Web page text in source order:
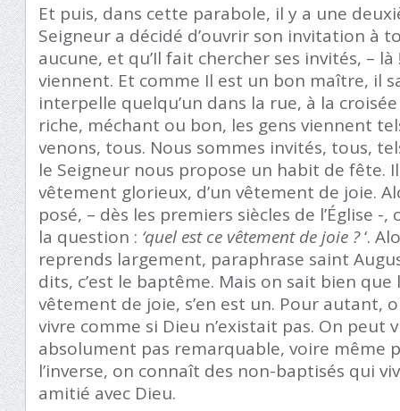
Et puis, dans cette parabole, il y a une
Seigneur a décidé d’ouvrir son invitation à
aucune, et qu’Il fait chercher ses invités, –
viennent. Et comme Il est un bon maître, il
interpelle quelqu’un dans la rue, à la
riche, méchant ou bon, les gens viennent
venons, tous. Nous sommes invités, tous,
le Seigneur nous propose un habit de fête.
vêtement glorieux, d’un vêtement de joie.
posé, – dès les premiers siècles de l’Église -,
la question : ‘quel est ce vêtement de joie ?‘.
reprends largement, paraphrase saint
dits, c’est le baptême. Mais on sait bien
vêtement de joie, s’en est un. Pour autant,
vivre comme si Dieu n’existait pas. On peut
absolument pas remarquable, voire même
l’inverse, on connaît des non-baptisés qui
amitié avec Dieu.